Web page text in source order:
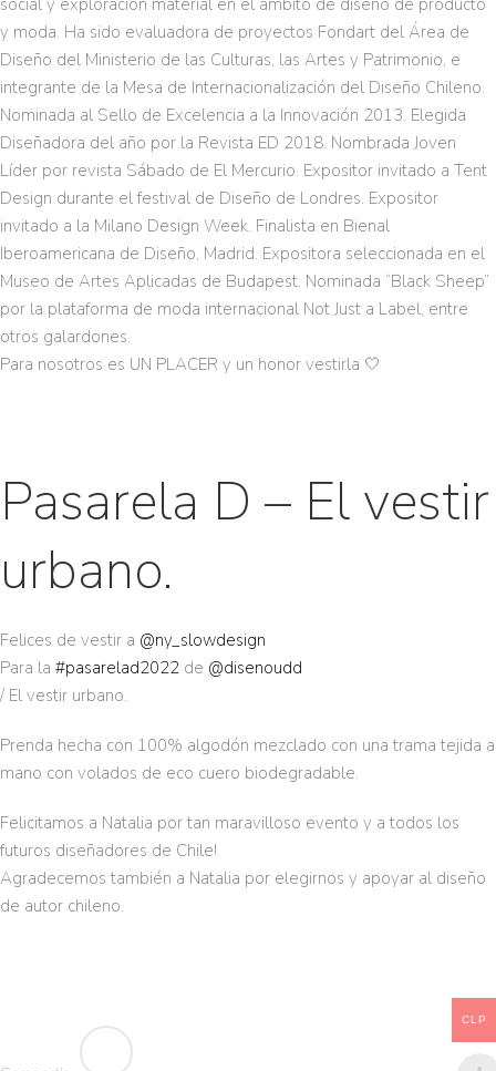
social y exploración material en el ámbito de diseño de producto
y moda. Ha sido evaluadora de proyectos Fondart del Área de
Diseño del Ministerio de las Culturas, las Artes y Patrimonio, e
integrante de la Mesa de Internacionalización del Diseño Chileno.
Nominada al Sello de Excelencia a la Innovación 2013. Elegida
Diseñadora del año por la Revista ED 2018. Nombrada Joven
Líder por revista Sábado de El Mercurio. Expositor invitado a Tent
Design durante el festival de Diseño de Londres. Expositor
invitado a la Milano Design Week. Finalista en Bienal
Iberoamericana de Diseño, Madrid. Expositora seleccionada en el
Museo de Artes Aplicadas de Budapest. Nominada “Black Sheep”
por la plataforma de moda internacional Not Just a Label, entre
otros galardones.
Para nosotros es UN PLACER y un honor vestirla 🤍
Pasarela D – El vestir
urbano.
Felices de vestir a @ny_slowdesign
Para la #pasarelad2022 de @disenoudd
/ El vestir urbano.
Prenda hecha con 100% algodón mezclado con una trama tejida a
mano con volados de eco cuero biodegradable.
Felicitamos a Natalia por tan maravilloso evento y a todos los
futuros diseñadores de Chile!
Agradecemos también a Natalia por elegirnos y apoyar al diseño
de autor chileno.
CLP